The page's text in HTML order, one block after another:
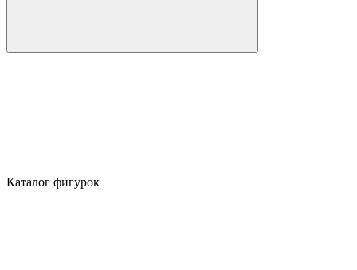
Каталог фигурок